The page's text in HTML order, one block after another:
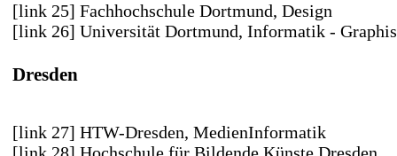
[link 25] Fachhochschule Dortmund, Design
[link 26] Universität Dortmund, Informatik -
Dresden
[link 27] HTW-Dresden, MedienInformatik